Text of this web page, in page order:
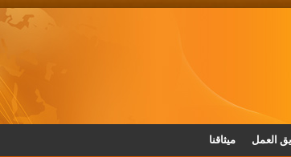
ميثاقنا العمل